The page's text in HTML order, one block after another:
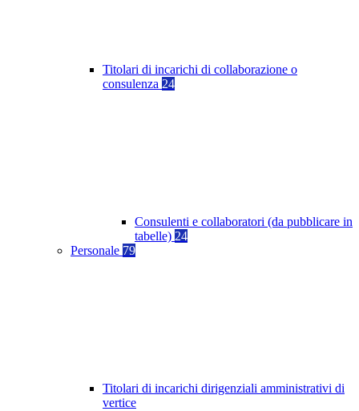
Titolari di incarichi di collaborazione o
consulenza 24
Consulenti e collaboratori (da pubblicare in
tabelle) 24
Personale 79
Titolari di incarichi dirigenziali amministrativi di
vertice